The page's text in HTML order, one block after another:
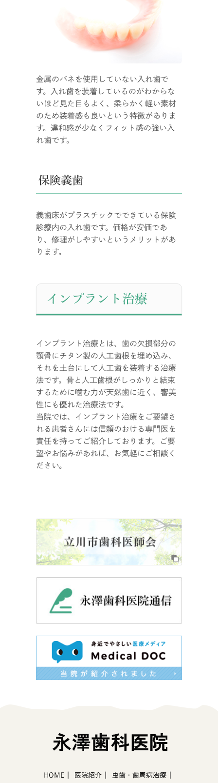
金属のバネを使用していない入れ歯で
す。入れ歯を装着しているのがわからな
いほど見た目もよく、柔らかく軽い素材
のため装着感も良いという特徴がありま
す。違和感が少なくフィット感の強い入
れ歯です。
保険義歯
義歯床がプラスチックでできている保険
診療内の入れ歯です。価格が安価であ
り、修理がしやすいというメリットがあ
ります。
インプラント治療
インプラント治療とは、歯の欠損部分の
顎骨にチタン製の人工歯根を埋め込み、
それを土台にして人工歯を装着する治療
法です。骨と人工歯根がしっかりと結束
するために噛む力が天然歯に近く、審美
性にも優れた治療法です。
当院では、インプラント治療をご要望さ
れる患者さんには信頼のおける専門医を
責任を持ってご紹介しております。ご要
望やお悩みがあれば、お気軽にご相談く
ださい。
HOME 医院紹介 虫歯・歯周病治療